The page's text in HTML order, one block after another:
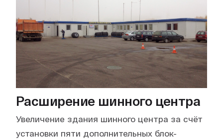
Расширение шинного центра
Увеличение здания шинного центра за счёт
установки пяти дополнительных блок-